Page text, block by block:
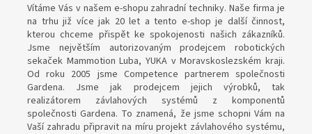
Vítáme Vás v našem e-shopu zahradní techniky. Naše firma je
na trhu již více jak 20 let a tento e-shop je další činnost,
kterou chceme přispět ke spokojenosti našich zákazníků.
Jsme největším autorizovaným prodejcem robotických
sekaček Mammotion Luba, YUKA v Moravskoslezském kraji.
Od roku 2005 jsme Competence partnerem společnosti
Gardena. Jsme jak prodejcem jejich výrobků, tak
realizátorem závlahových systémů z komponentů
společnosti Gardena. To znamená, že jsme schopni Vám na
Vaší zahradu připravit na míru projekt závlahového systému,